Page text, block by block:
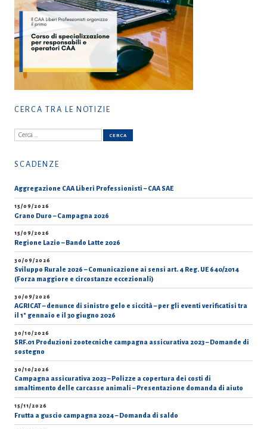
CERCA TRA LE NOTIZIE
Ricerca
per:
SCADENZE
Aggregazione CAA Liberi Professionisti – CAA SAE
15/09/2026
Grano Duro – Campagna 2026
15/09/2026
Regione Lazio – Bando Latte 2026
30/09/2026
Sviluppo Rurale 2026 – Comunicazione ai sensi art. 4 Reg. UE 640/2014
(Forza maggiore e circostanze eccezionali)
30/09/2026
AGRICAT – denunce di sinistro gelo e siccità – per gli eventi verificatisi tra
il 1° gennaio e il 30 giugno 2026
30/10/2026
SRF.01 Produzioni zootecniche campagna assicurativa 2023 – Domande di
sostegno
30/10/2026
Campagna assicurativa 2023 – Polizze a copertura dei costi di
smaltimento delle carcasse animali – Presentazione domanda di aiuto
15/11/2026
Frutta a guscio campagna 2024 – Domanda di saldo